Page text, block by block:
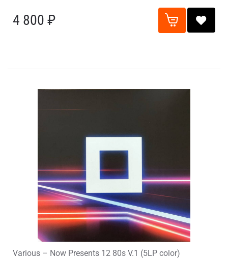
4 800 ₽
Various – Now Presents 12 80s V.1 (5LP color)